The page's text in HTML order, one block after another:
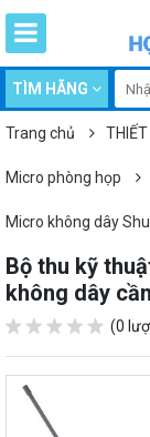
TÌM HÃNG
Trang chủ
Micro phòng họp
Micro không dây
Bộ thu kỹ
không dây
(0